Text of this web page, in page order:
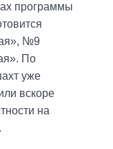
программы
№9
По
уже
вскоре
на